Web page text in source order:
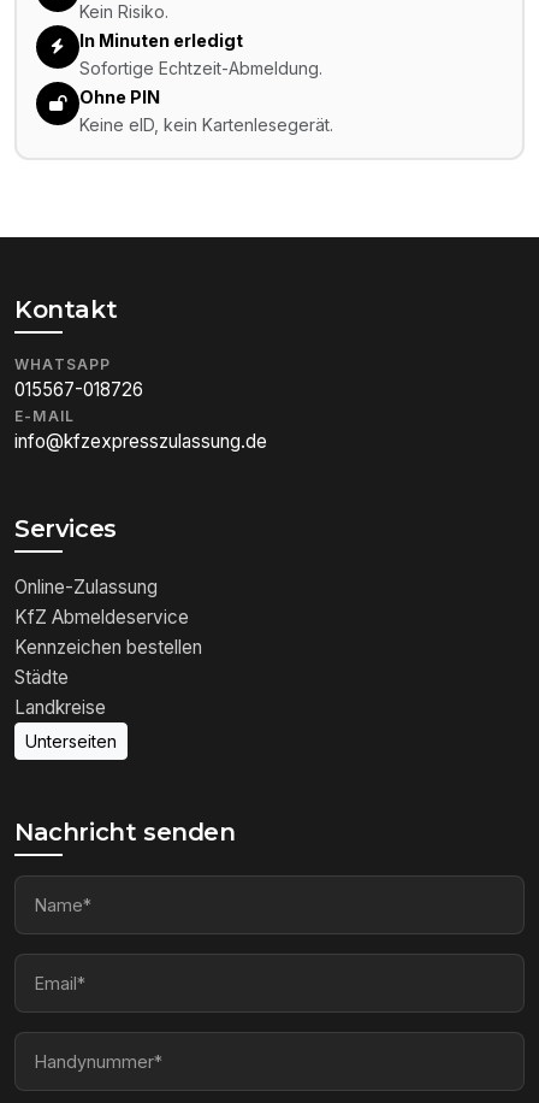
Kein Risiko.
In Minuten erledigt
Sofortige Echtzeit-Abmeldung.
Ohne PIN
Keine eID, kein Kartenlesegerät.
Kontakt
WHATSAPP
015567-018726
E-MAIL
info@kfzexpresszulassung.de
Services
Online-Zulassung
KfZ Abmeldeservice
Kennzeichen bestellen
Städte
Landkreise
Unterseiten
Nachricht senden